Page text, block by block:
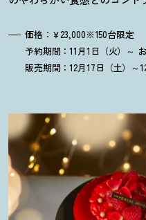
価格：￥23,000※150台限定
予約期間：11月1日（火）～
販売期間：12月17日（土）～